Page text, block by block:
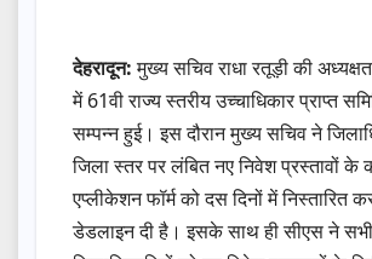
देहरादून:मुख्य सचिव राधा रतूड़ी की
में 61वी राज्य स्तरीय उच्चाधिकार प्राप्त
सम्पन्न हुई। इस दौरान मुख्य सचिव ने
जिला स्तर पर लंबित नए निवेश प्रस्तावों के
एप्लीकेशन फॉर्म को दस दिनों में निस्तारित
डेडलाइन दी है। इसके साथ ही सीएस ने सभी